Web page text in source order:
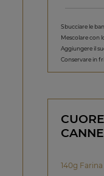
Sbucciare le
Mescolare con
Aggiungere il
Conservare in
140g